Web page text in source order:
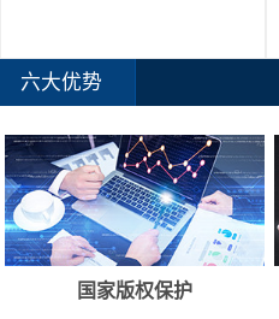
六大优势
国家版权保护